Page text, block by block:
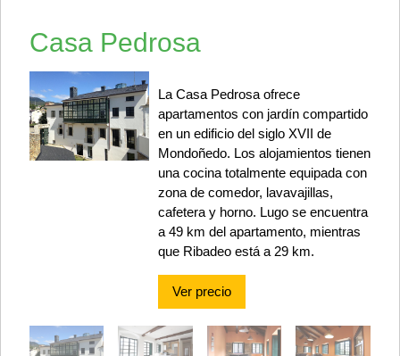
Casa Pedrosa
La Casa Pedrosa ofrece
apartamentos con jardín compartido
en un edificio del siglo XVII de
Mondoñedo. Los alojamientos tienen
una cocina totalmente equipada con
zona de comedor, lavavajillas,
cafetera y horno. Lugo se encuentra
a 49 km del apartamento, mientras
que Ribadeo está a 29 km.
Ver precio